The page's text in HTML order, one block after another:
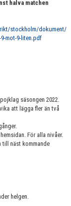
halva matchen
stockholm/dokument/
mot-9-liten.pdf
säsongen 2022.
att lägga fler än två
För alla nivåer.
till näst kommande
helgen.